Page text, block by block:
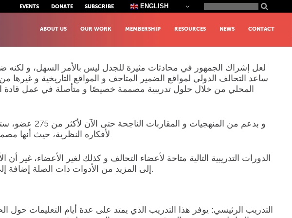
EVENTS DONATE SUBSCRIBE ENGLISH
Search
for:
ABOUT US OUR WORK MEMBERSHIP RESOURCES NEWS CONTACT
ساعد التحالف الدولي لمواقع الضمير المتاحف و المواقع التاريخية و
المحلي من خلال حلول تدريبية مصممة خصيصًا و متأصلة في عمل قادة
و بدعم من
لأفكاره النظرية، حيث أنها مصممة لتتناسب مع الخبرات و الفرص الفريدة في مؤسستك.
الدورات التدريبية التالية متاحة لأعضاء التحالف و كذلك لغير الأعضاء،
إلى المزيد من الأدوات ذات الصلة لدينا.
التدريب الرئيسي: يوفر هذا التدريب الذي يمتد على عدة أيام التعليمات حول